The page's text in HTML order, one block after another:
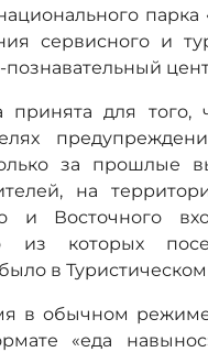
сервисного и
познавательный
для того,
за прошлые
на
и Восточного
из которых
в
в обычном режиме
«еда